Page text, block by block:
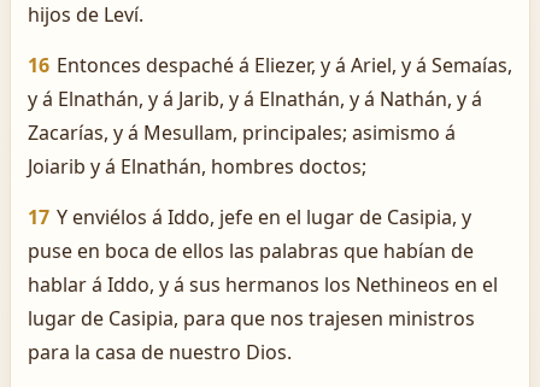
hijos de Leví.
16 Entonces despaché á Eliezer, y á Ariel, y á Semaías,
y á Elnathán, y á Jarib, y á Elnathán, y á Nathán, y á
Zacarías, y á Mesullam, principales; asimismo á
Joiarib y á Elnathán, hombres doctos;
17 Y enviélos á Iddo, jefe en el lugar de Casipia, y
puse en boca de ellos las palabras que habían de
hablar á Iddo, y á sus hermanos los Nethineos en el
lugar de Casipia, para que nos trajesen ministros
para la casa de nuestro Dios.